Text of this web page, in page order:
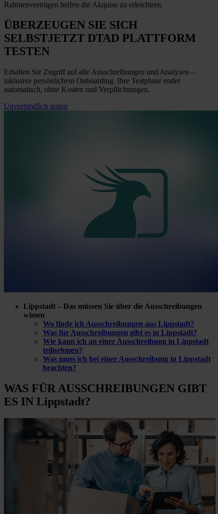
Rahmenverträgen helfen die Akquise zu erleichtern.
ÜBERZEUGEN SIE SICH
SELBSTJETZT DTAD PLATTFORM
TESTEN
Erhalten Sie Zugriff auf alle Ausschreibungen und Analysen –
inklusive persönlichem Onboarding. Ihre Testphase endet
automatisch, ohne Kosten und Verpflichtungen.
Unverbindlich testen
Lippstadt – Das müssen Sie über die Ausschreibungen
wissen
Wo finde ich Ausschreibungen aus Lippstadt?
Was für Ausschreibungen gibt es in Lippstadt?
Wie kann ich an einer Ausschreibung in Lippstadt
teilnehmen?
Was muss ich bei einer Ausschreibung in Lippstadt
beachten?
WAS FÜRAUSSCHREIBUNGEN GIBT
ES IN Lippstadt?